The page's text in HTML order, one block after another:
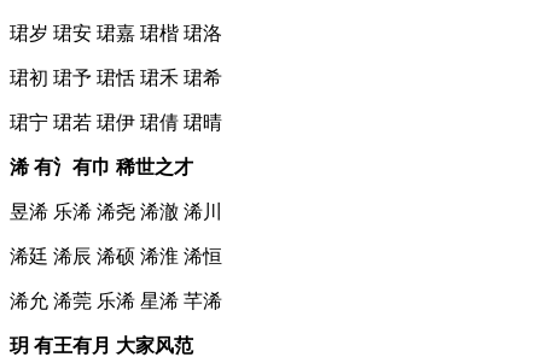
珺岁 珺安 珺嘉 珺楷 珺洛
珺初 珺予 珺恬 珺禾 珺希
珺宁 珺若 珺伊 珺倩 珺晴
浠 有氵有巾 稀世之才
昱浠 乐浠 浠尧 浠澈 浠川
浠廷 浠辰 浠硕 浠淮 浠恒
浠允 浠莞 乐浠 星浠 芊浠
玥 有王有月 大家风范